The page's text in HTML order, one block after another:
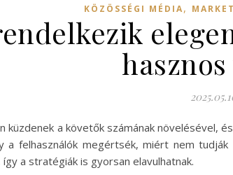
KÖZÖSSÉGI MÉDIA,
küzdenek a követők számának
a felhasználók megértsék, miért nem
a stratégiák is gyorsan elavulhatnak.